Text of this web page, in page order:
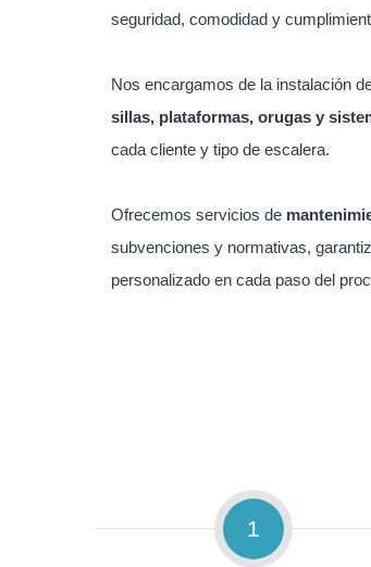
seguridad, comodidad y
Nos encargamos de la instalación
sillas, plataformas, orugas y
cada cliente y tipo de escalera.
Ofrecemos servicios de
subvenciones y normativas,
personalizado en cada paso del
1